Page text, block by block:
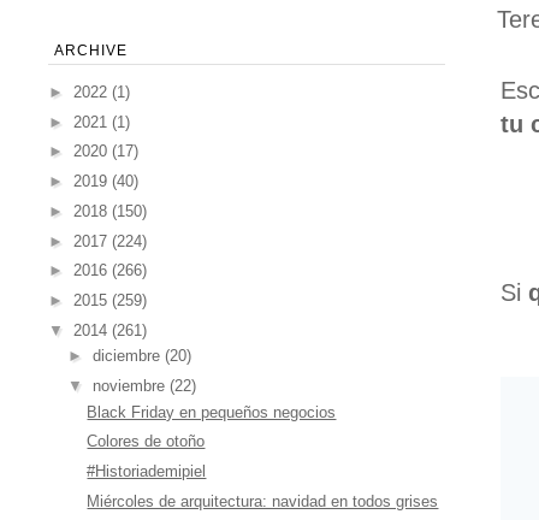
tu
Si
ARCHIVE
► 2022 (1)
► 2021 (1)
► 2020 (17)
► 2019 (40)
► 2018 (150)
► 2017 (224)
► 2016 (266)
► 2015 (259)
▼ 2014 (261)
► diciembre (20)
▼ noviembre (22)
Black Friday en pequeños negocios
Colores de otoño
#Historiademipiel
Miércoles de arquitectura: navidad en todos grises